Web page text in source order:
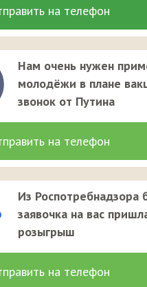
Нам очень нужен
молодёжи в плане
звонок от Путина
Из Роспотребнадзора
заявочка на вас
розыгрыш